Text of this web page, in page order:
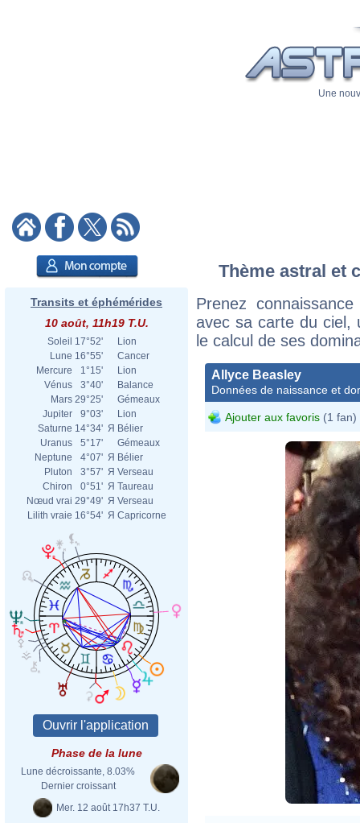
Une
Transits et éphémérides
10 août, 11h19 T.U.
Soleil 17°52'
Lion
Lune 16°55'
Cancer
Mercure
1°15'
Lion
Vénus
3°40'
Balance
Mars 29°25'
Gémeaux
Jupiter
9°03'
Lion
Saturne 14°34' Я Bélier
Uranus
5°17'
Gémeaux
Neptune
4°07' Я Bélier
Pluton
3°57' Я Verseau
Chiron
0°51' Я Taureau
Nœud vrai 29°49' Я Verseau
Lilith vraie 16°54' Я Capricorne
Phase de la lune
Lune décroissante, 8.03%
Dernier croissant
Mer. 12 août 17h37 T.U.
Thème astral et
Prenez
avec sa carte du ciel,
le calcul de ses
Allyce Beasley
Données de naissance et
Ajouter aux favoris (1 fan)